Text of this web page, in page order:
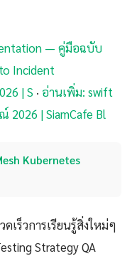
— คู่มือฉบับ
Incident
| S · อ่านเพิ่ม: swift
| SiamCafe Bl
Kubernetes
เร็วการเรียนรู้สิ่งใหม่ๆ
Strategy QA